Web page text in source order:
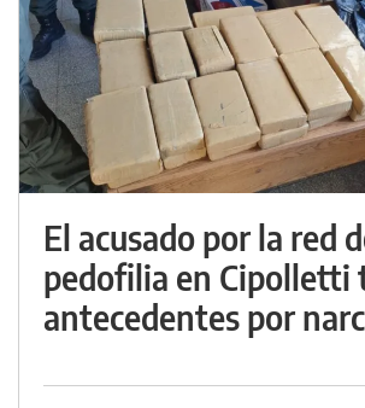
El acusado por la red
pedofilia en Cipolletti
antecedentes por